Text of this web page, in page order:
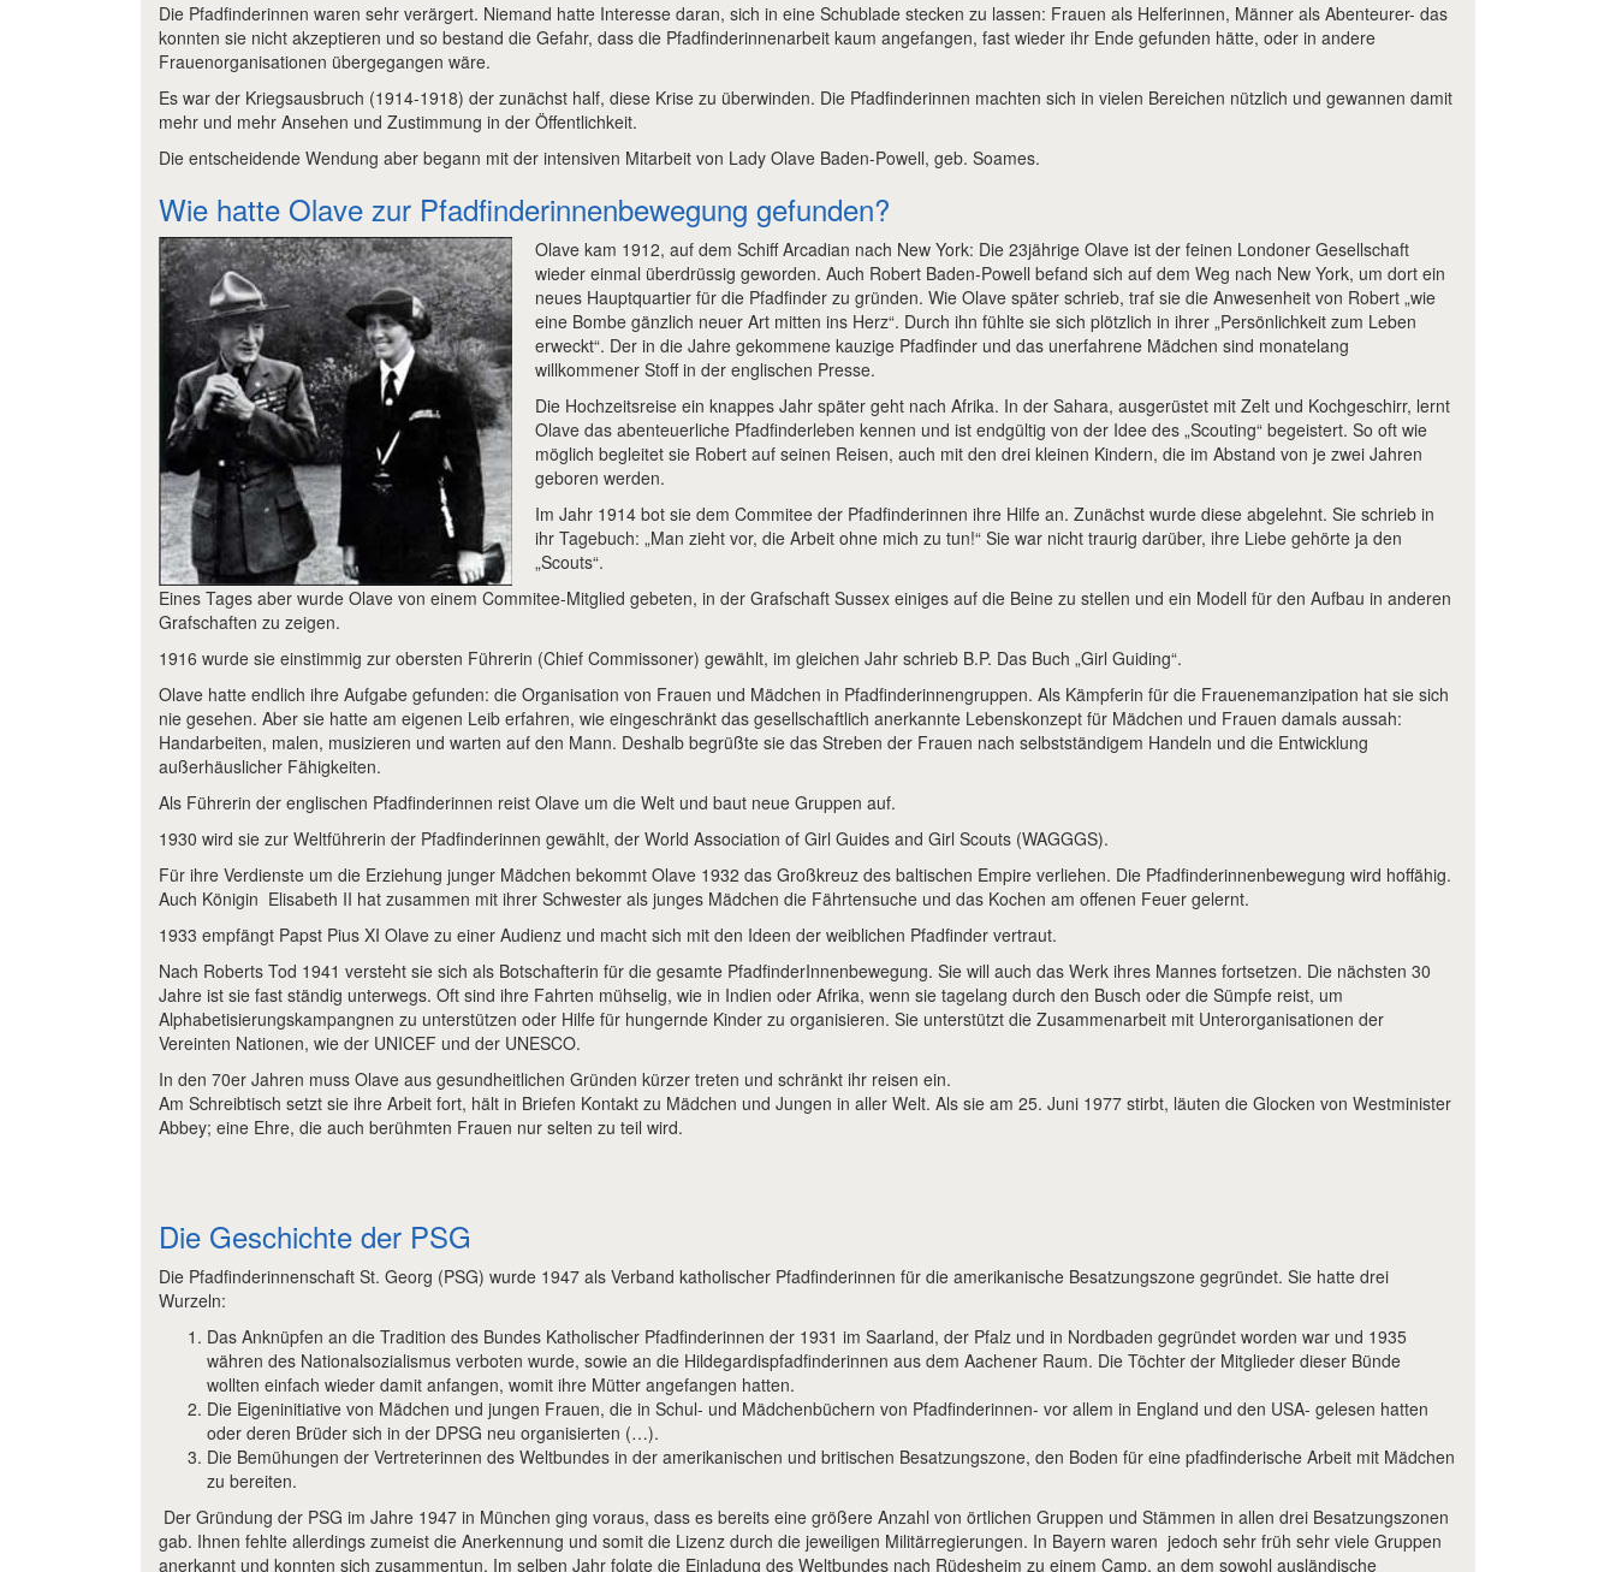
Die Pfadfinderinnen waren sehr verärgert. Niemand hatte Interesse daran, sich in eine Schublade stecken zu lassen: Frauen als Helferinnen, Männer als Abenteurer- das
konnten sie nicht akzeptieren und so bestand die Gefahr, dass die Pfadfinderinnenarbeit kaum angefangen, fast wieder ihr Ende gefunden hätte, oder in andere
Frauenorganisationen übergegangen wäre.
Es war der Kriegsausbruch (1914-1918) der zunächst half, diese Krise zu überwinden. Die Pfadfinderinnen machten sich in vielen Bereichen nützlich und gewannen damit
mehr und mehr Ansehen und Zustimmung in der Öffentlichkeit.
Die entscheidende Wendung aber begann mit der intensiven Mitarbeit von Lady Olave Baden-Powell, geb. Soames.
Wie hatte Olave zur Pfadfinderinnenbewegung gefunden?
Olave kam 1912, auf dem Schiff Arcadian nach New York: Die 23jährige Olave ist der feinen Londoner Gesellschaft
wieder einmal überdrüssig geworden. Auch Robert Baden-Powell befand sich auf dem Weg nach New York, um dort ein
neues Hauptquartier für die Pfadfinder zu gründen. Wie Olave später schrieb, traf sie die Anwesenheit von Robert „wie
eine Bombe gänzlich neuer Art mitten ins Herz“. Durch ihn fühlte sie sich plötzlich in ihrer „Persönlichkeit zum Leben
erweckt“. Der in die Jahre gekommene kauzige Pfadfinder und das unerfahrene Mädchen sind monatelang
willkommener Stoff in der englischen Presse.
Die Hochzeitsreise ein knappes Jahr später geht nach Afrika. In der Sahara, ausgerüstet mit Zelt und Kochgeschirr, lernt
Olave das abenteuerliche Pfadfinderleben kennen und ist endgültig von der Idee des „Scouting“ begeistert. So oft wie
möglich begleitet sie Robert auf seinen Reisen, auch mit den drei kleinen Kindern, die im Abstand von je zwei Jahren
geboren werden.
Im Jahr 1914 bot sie dem Commitee der Pfadfinderinnen ihre Hilfe an. Zunächst wurde diese abgelehnt. Sie schrieb in
ihr Tagebuch: „Man zieht vor, die Arbeit ohne mich zu tun!“ Sie war nicht traurig darüber, ihre Liebe gehörte ja den
„Scouts“.
Eines Tages aber wurde Olave von einem Commitee-Mitglied gebeten, in der Grafschaft Sussex einiges auf die Beine zu stellen und ein Modell für den Aufbau in anderen
Grafschaften zu zeigen.
1916 wurde sie einstimmig zur obersten Führerin (Chief Commissoner) gewählt, im gleichen Jahr schrieb B.P. Das Buch „Girl Guiding“.
Olave hatte endlich ihre Aufgabe gefunden: die Organisation von Frauen und Mädchen in Pfadfinderinnengruppen. Als Kämpferin für die Frauenemanzipation hat sie sich
nie gesehen. Aber sie hatte am eigenen Leib erfahren, wie eingeschränkt das gesellschaftlich anerkannte Lebenskonzept für Mädchen und Frauen damals aussah:
Handarbeiten, malen, musizieren und warten auf den Mann. Deshalb begrüßte sie das Streben der Frauen nach selbstständigem Handeln und die Entwicklung
außerhäuslicher Fähigkeiten.
Als Führerin der englischen Pfadfinderinnen reist Olave um die Welt und baut neue Gruppen auf.
1930 wird sie zur Weltführerin der Pfadfinderinnen gewählt, der World Association of Girl Guides and Girl Scouts (WAGGGS).
Für ihre Verdienste um die Erziehung junger Mädchen bekommt Olave 1932 das Großkreuz des baltischen Empire verliehen. Die Pfadfinderinnenbewegung wird hoffähig.
Auch Königin Elisabeth II hat zusammen mit ihrer Schwester als junges Mädchen die Fährtensuche und das Kochen am offenen Feuer gelernt.
1933 empfängt Papst Pius XI Olave zu einer Audienz und macht sich mit den Ideen der weiblichen Pfadfinder vertraut.
Nach Roberts Tod 1941 versteht sie sich als Botschafterin für die gesamte PfadfinderInnenbewegung. Sie will auch das Werk ihres Mannes fortsetzen. Die nächsten 30
Jahre ist sie fast ständig unterwegs. Oft sind ihre Fahrten mühselig, wie in Indien oder Afrika, wenn sie tagelang durch den Busch oder die Sümpfe reist, um
Alphabetisierungskampangnen zu unterstützen oder Hilfe für hungernde Kinder zu organisieren. Sie unterstützt die Zusammenarbeit mit Unterorganisationen der
Vereinten Nationen, wie der UNICEF und der UNESCO.
In den 70er Jahren muss Olave aus gesundheitlichen Gründen kürzer treten und schränkt ihr reisen ein.
Am Schreibtisch setzt sie ihre Arbeit fort, hält in Briefen Kontakt zu Mädchen und Jungen in aller Welt. Als sie am 25. Juni 1977 stirbt, läuten die Glocken von Westminister
Abbey; eine Ehre, die auch berühmten Frauen nur selten zu teil wird.
Die Geschichte der PSG
Die Pfadfinderinnenschaft St. Georg (PSG) wurde 1947 als Verband katholischer Pfadfinderinnen für die amerikanische Besatzungszone gegründet. Sie hatte drei
Wurzeln:
Das Anknüpfen an die Tradition des Bundes Katholischer Pfadfinderinnen der 1931 im Saarland, der Pfalz und in Nordbaden gegründet worden war und 1935
währen des Nationalsozialismus verboten wurde, sowie an die Hildegardispfadfinderinnen aus dem Aachener Raum. Die Töchter der Mitglieder dieser Bünde
wollten einfach wieder damit anfangen, womit ihre Mütter angefangen hatten.
Die Eigeninitiative von Mädchen und jungen Frauen, die in Schul- und Mädchenbüchern von Pfadfinderinnen- vor allem in England und den USA- gelesen hatten
oder deren Brüder sich in der DPSG neu organisierten (…).
Die Bemühungen der Vertreterinnen des Weltbundes in der amerikanischen und britischen Besatzungszone, den Boden für eine pfadfinderische Arbeit mit Mädchen
zu bereiten.
Der Gründung der PSG im Jahre 1947 in München ging voraus, dass es bereits eine größere Anzahl von örtlichen Gruppen und Stämmen in allen drei Besatzungszonen
gab. Ihnen fehlte allerdings zumeist die Anerkennung und somit die Lizenz durch die jeweiligen Militärregierungen. In Bayern waren jedoch sehr früh sehr viele Gruppen
anerkannt und konnten sich zusammentun. Im selben Jahr folgte die Einladung des Weltbundes nach Rüdesheim zu einem Camp, an dem sowohl ausländische